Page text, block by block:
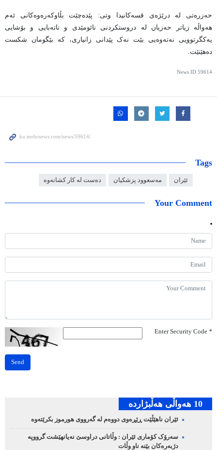
حەزرەتی لە درێژەی قسەکانیدا وتی: پێدەچێت بڵاوکەرەوەکانی ئەم
هەواڵە زیاتر حەزیان لە دروستکردنی نائومێدی و ناتەبایی و بۆشایی
یەکگرتوویی نەتەوەیی بێت نەک پێدانی زانیاری، کە بێگومان شکست
دەهێنێت.
News ID 59614
Tags
ئێران مەسعوود پزشکیان دەست لە کار کشانەوە
Your Comment
*
Send
10 هه‌واڵی هه‌ڵبژارده‌
ئێران ناهێڵێت ڕێڕەوی دووەم لە گەرووی هورموز بکرێتەوە
سەرۆک کۆماری ئێران : وڵاتانی دراوسێ نەیانهێشت گرووپە
دژبەرەکان بێنە ناو وڵات